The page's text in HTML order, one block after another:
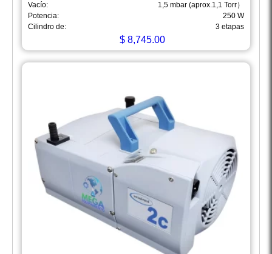
Vacío:
1,5 mbar (aprox.1,1 Torr）
Potencia:
250 W
Cilindro de:
3 etapas
$8,745.00